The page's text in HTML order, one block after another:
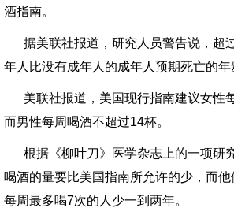
酒指南。
据美联社报道，研究人员警告说，超
年人比没有成年人的成年人预期死亡的年
美联社报道，美国现行指南建议女性
而男性每周喝酒不超过14杯。
根据《柳叶刀》医学杂志上的一项研
喝酒的量要比美国指南所允许的少，而
每周最多喝7次的人少一到两年。